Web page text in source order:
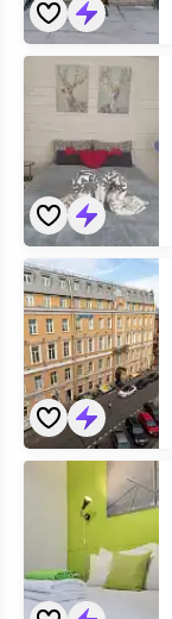
«Тихий
Уголок»
гостевой
«Дом
Дехтерева»
гостиница
«МАНГО
Казанской»
гостиница